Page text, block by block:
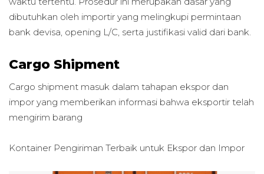
dibutuhkan oleh importir yang melingkupi permintaan
bank devisa, opening L/C, serta justifikasi valid dari bank.
Cargo Shipment
Cargo shipment masuk dalam tahapan ekspor dan
impor yang memberikan informasi bahwa eksportir telah
mengirim barang
Kontainer Pengiriman Terbaik untuk Ekspor dan Impor